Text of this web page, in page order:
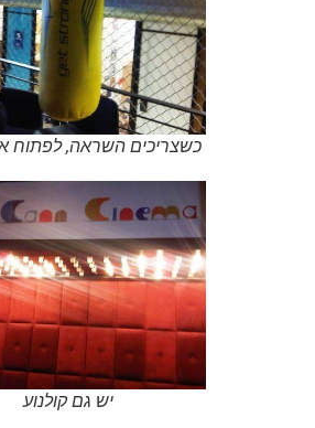
כשצריכים השראה, לפתוח
יש גם קולנוע